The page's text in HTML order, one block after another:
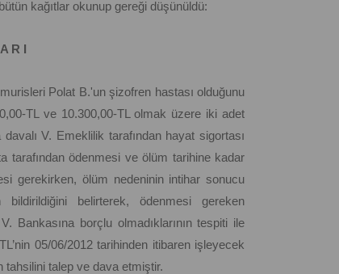
kağıtlar okunup gereği düşünüldü:
R I
Polat B.'un şizofren hastası olduğunu
TL ve 10.300,00-TL olmak üzere iki adet
V. Emeklilik tarafından hayat sigortası
tarafından ödenmesi ve ölüm tarihine kadar
gerekirken, ölüm nedeninin intihar sonucu
bildirildiğini belirterek, ödenmesi gereken
Bankasına borçlu olmadıklarının tespiti ile
05/06/2012 tarihinden itibaren işleyecek
tahsilini talep ve dava etmiştir.